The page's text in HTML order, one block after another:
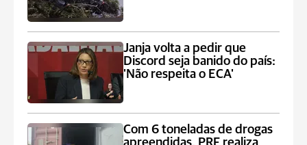
Janja volta a pedir que
Discord seja banido do país:
'Não respeita o ECA'
Com 6 toneladas de drogas